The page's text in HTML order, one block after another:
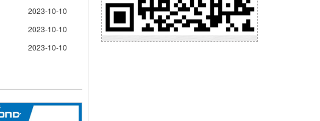
2023-10-10
2023-10-10
2023-10-10